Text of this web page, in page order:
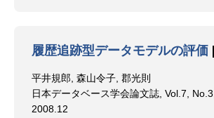
履歴追跡型データモデルの評価
平井規郎, 森山令子, 郡光則
日本データベース学会論文誌, Vol.7,
2008.12